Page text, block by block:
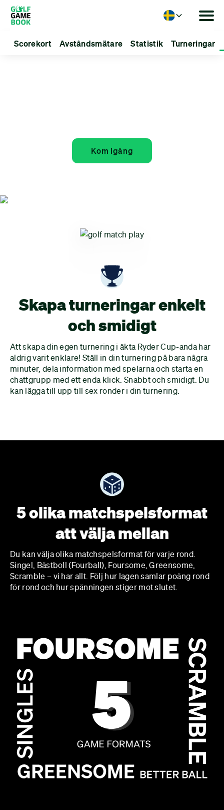
Scorekort Avståndsmätare Statistik Turneringar
Language
Kom igång
Skapa turneringar enkelt
och smidigt
Att skapa din egen turnering i äkta Ryder Cup-anda har
aldrig varit enklare! Ställ in din turnering på bara några
minuter, dela information med spelarna och starta en
chattgrupp med ett enda klick. Snabbt och smidigt. Du
kan lägga till upp till sex ronder i din turnering.
5 olika matchspelsformat
att välja mellan
Du kan välja olika matchspelsformat för varje rond.
Singel, Bästboll (Fourball), Foursome, Greensome,
Scramble – vi har allt. Följ hur lagen samlar poäng rond
för rond och hur spänningen stiger mot slutet.